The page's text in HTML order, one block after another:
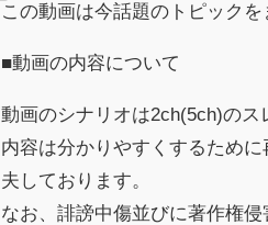
この動画は今話題のトピック
■動画の内容について
動画のシナリオは2ch(5ch)のス
内容は分かりやすくするため
夫しております。
なお、誹謗中傷並びに著作権侵